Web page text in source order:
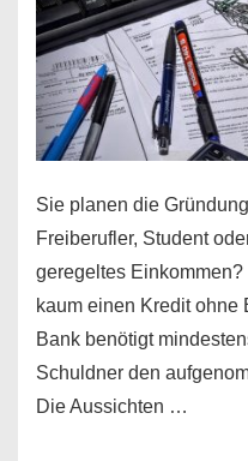
Sie planen die
Freiberufler, Student
geregeltes
kaum einen Kredit
Bank benötigt
Schuldner den
Die Aussichten …